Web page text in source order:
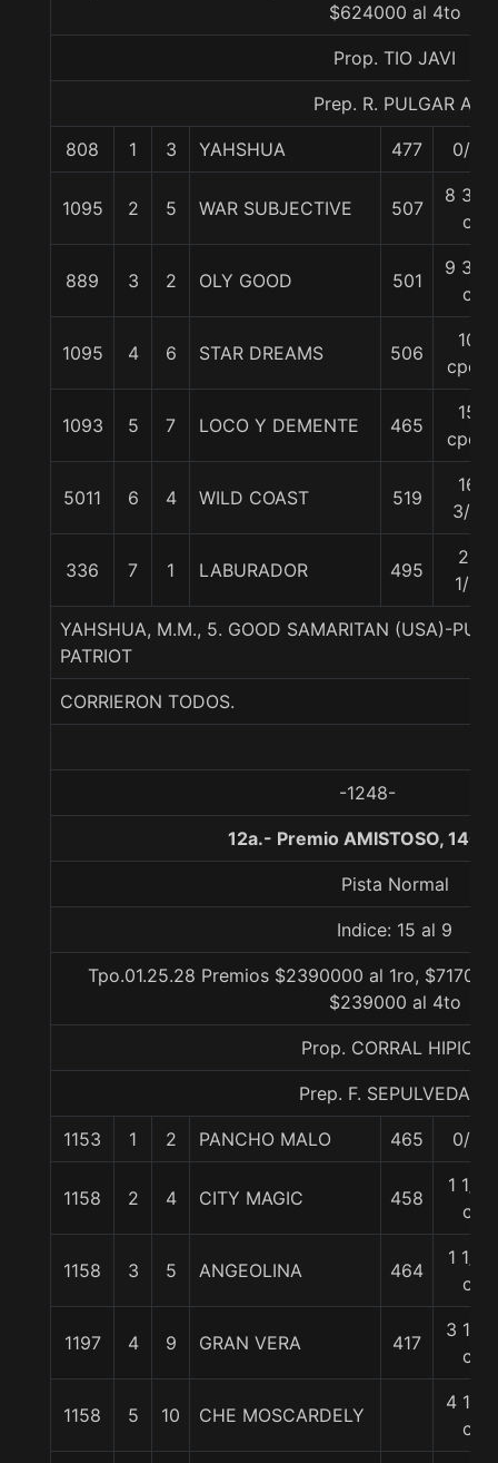
$624000 al 4to
Prop. TIO JAVI
Prep. R. PULGAR A.
808 1 3 YAHSHUA 477 0/0
1095 2 5 WAR SUBJECTIVE 507
8 3/4
c
889 3 2 OLY GOOD 501
9 3/4
c
1095 4 6 STAR DREAMS 506
10
cpos
1093 5 7 LOCO Y DEMENTE 465
15
cpos
5011 6 4 WILD COAST 519
16
3/4
336 7 1 LABURADOR 495
21
1/4
YAHSHUA, M.M., 5. GOOD SAMARITAN (USA)-
PATRIOT
CORRIERON TODOS.
-1248-
12a.- Premio AMISTOSO,
Pista Normal
Indice: 15 al 9
Tpo.01.25.28 Premios $2390000 al 1ro,
$239000 al 4to
Prop. CORRAL HIPICO
Prep. F. SEPULVEDA E.
1153 1 2 PANCHO MALO 465 0/0
1158 2 4 CITY MAGIC 458
1 1/4
c
1158 3 5 ANGEOLINA 464
1 1/2
c
1197 4 9 GRAN VERA 417
3 1/4
c
1158 5 10 CHE MOSCARDELY
4 1/4
c